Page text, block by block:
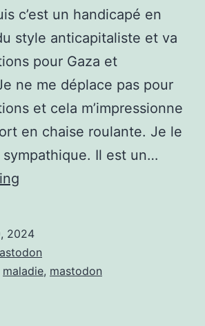
c’est un handicapé en
style anticapitaliste et va
pour Gaza et
ne me déplace pas pour
et cela m’impressionne
en chaise roulante. Je le
Il est un…
commentaire
d’un
2024
maladie, mastodon